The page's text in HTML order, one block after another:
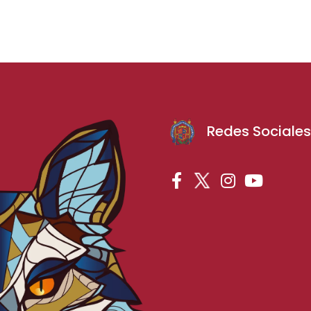
Redes Sociales